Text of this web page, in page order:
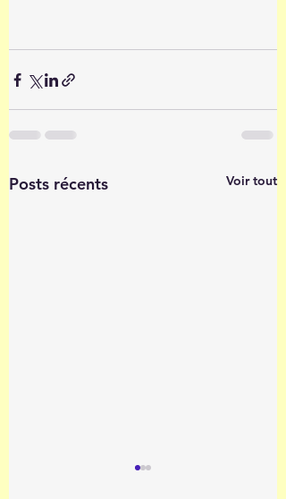
Posts récents Voir tout